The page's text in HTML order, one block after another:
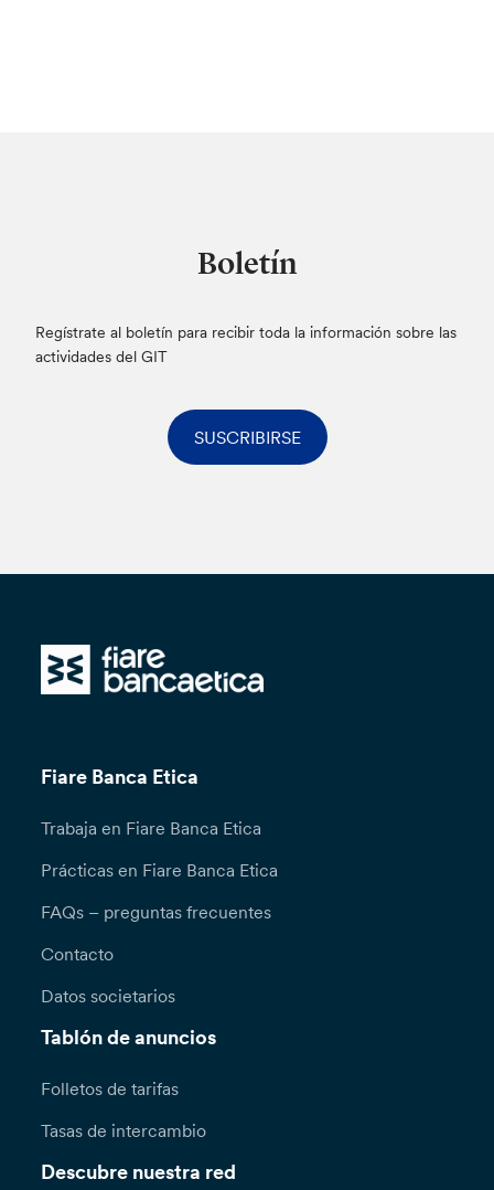
Boletín
Regístrate al boletín para recibir toda la información sobre las
actividades del GIT
SUSCRIBIRSE
Fiare Banca Etica
Trabaja en Fiare Banca Etica
Prácticas en Fiare Banca Etica
FAQs – preguntas frecuentes
Contacto
Datos societarios
Tablón de anuncios
Folletos de tarifas
Tasas de intercambio
Descubre nuestra red